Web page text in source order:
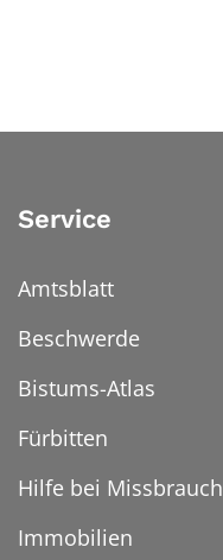
Service
Amtsblatt
Beschwerde
Bistums-Atlas
Fürbitten
Hilfe bei Missbrauch
Immobilien